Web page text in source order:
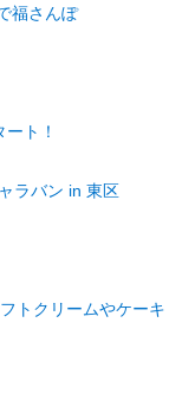
福さんぽ
ト！
ラバン in 東区
トクリームやケーキ